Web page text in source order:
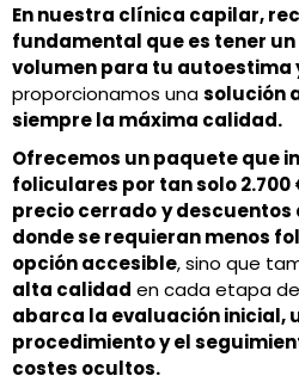
En nuestra clínica capilar,
fundamental que es tener
volumen para tu autoestima
proporcionamos unasolución
siempre la máxima calidad.
Ofrecemos un paquete que
foliculares por tan solo 2.700
precio cerradoy descuentos
donde se requieran menos
opción accesible, sino que
alta calidad en cada etapa
abarca la evaluación inicial,
procedimiento y el
costes ocultos.